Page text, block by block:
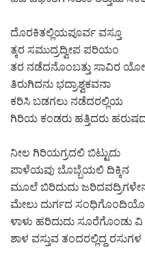
ದೊರಕಿತಲ್ಲಿಯಪೂರ್ವ ವಸ್ತೂ
ತ್ಕರ ಸಮುದ್ರದ್ವೀಪ ಪರಿಯಂ
ತರ ನಡೆದನೊಂಬತ್ತು ಸಾವಿರ
ತಿರುಗಿದನು ಭದ್ರಾಶ್ವಕವನಾ
ಕರಿಸಿ ಬಡಗಲು ನಡೆದರಲ್ಲಿಯ
ಗಿರಿಯ ಕಂಡರು ಹತ್ತಿದರು
ನೀಲ ಗಿರಿಯಗ್ರದಲಿ ಬಿಟ್ಟುದು
ಪಾಳೆಯವು ಬೊಬ್ಬೆಯಲಿ ದಿಕ್ಕಿನ
ಮೂಲೆ ಬಿರಿದುದು
ಮೇಲು ದುರ್ಗದ ಸಂಧಿಗೊಂದಿಯೊ
ಳಾಳು ಹರಿದುದು ಸೂರೆಗೊಂಡು ವಿ
ಶಾಳ ವಸ್ತುವ ತಂದರಲ್ಲಿದ್ದ